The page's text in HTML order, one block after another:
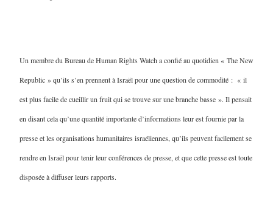
Un membre du Bureau de Human Rights Watch a confié au quotidien « The New
Republic » qu’ils s’en prennent à Israël pour une question de commodité : « il
est plus facile de cueillir un fruit qui se trouve sur une branche basse ». Il pensait
en disant cela qu’une quantité importante d’informations leur est fournie par la
presse et les organisations humanitaires israéliennes, qu’ils peuvent facilement se
rendre en Israël pour tenir leur conférences de presse, et que cette presse est toute
disposée à diffuser leurs rapports.